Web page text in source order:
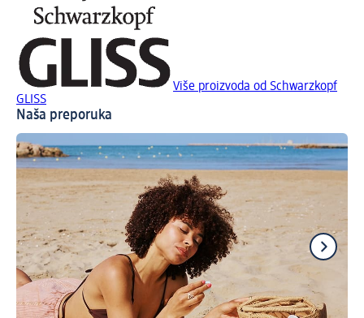
Više proizvoda od Schwarzkopf
GLISS
Naša preporuka